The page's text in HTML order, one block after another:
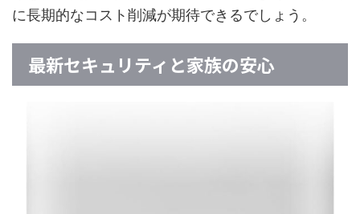
に長期的なコスト削減が期待できるでしょう。
最新セキュリティと家族の安心